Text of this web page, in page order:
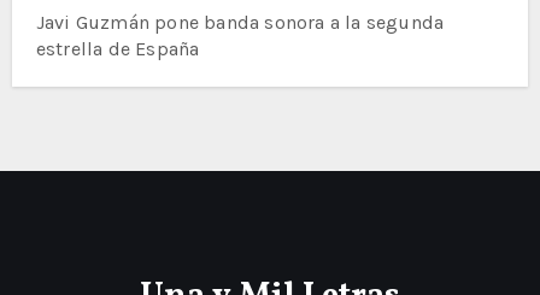
Javi Guzmán pone banda sonora a la segunda
estrella de España